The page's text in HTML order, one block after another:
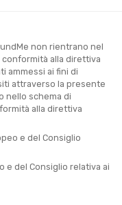
non rientrano nel
alla direttiva
ammessi ai fini di
attraverso la presente
nello schema di
alla direttiva
e del Consiglio
e del Consiglio relativa ai